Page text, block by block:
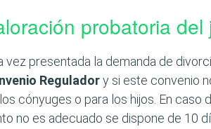
probatoria del
vez presentada la demanda de
Reguladory si este convenio
cónyuges o para los hijos. En caso
no es adecuado se dispone de 10